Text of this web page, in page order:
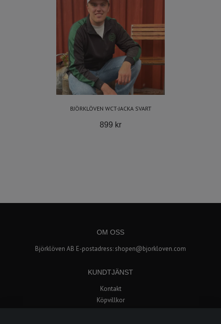
BJÖRKLÖVEN WCT-JACKA SVART
899 kr
OM OSS
Björklöven AB E-postadress: shopen@bjorkloven.com
KUNDTJÄNST
Kontakt
Köpvillkor